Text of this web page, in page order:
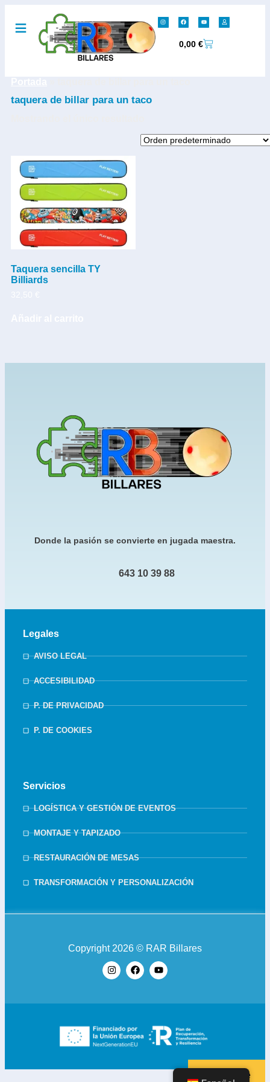
0,00 €
taquera de billar para un taco
Taquera sencilla TY
Billiards
Donde la pasión se convierte en jugada maestra.
643 10 39 88
Legales
AVISO LEGAL
ACCESIBILIDAD
P. DE PRIVACIDAD
P. DE COOKIES
Servicios
LOGÍSTICA Y GESTIÓN DE EVENTOS
MONTAJE Y TAPIZADO
RESTAURACIÓN DE MESAS
TRANSFORMACIÓN Y PERSONALIZACIÓN
Copyright 2026 © RAR Billares
Suscribirse